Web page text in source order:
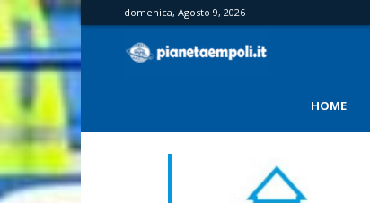
domenica, Agosto 9, 2026
HOME